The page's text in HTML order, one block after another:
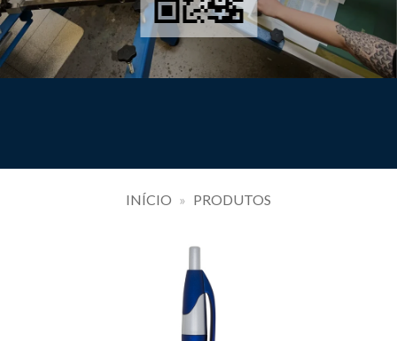
INÍCIO » PRODUTOS